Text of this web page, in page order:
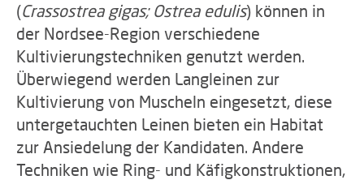
(Crassostrea gigas; Ostrea edulis) können in
der Nordsee-Region verschiedene
Kultivierungstechniken genutzt werden.
Überwiegend werden Langleinen zur
Kultivierung von Muscheln eingesetzt, diese
untergetauchten Leinen bieten ein Habitat
zur Ansiedelung der Kandidaten. Andere
Techniken wie Ring- und Käfigkonstruktionen,